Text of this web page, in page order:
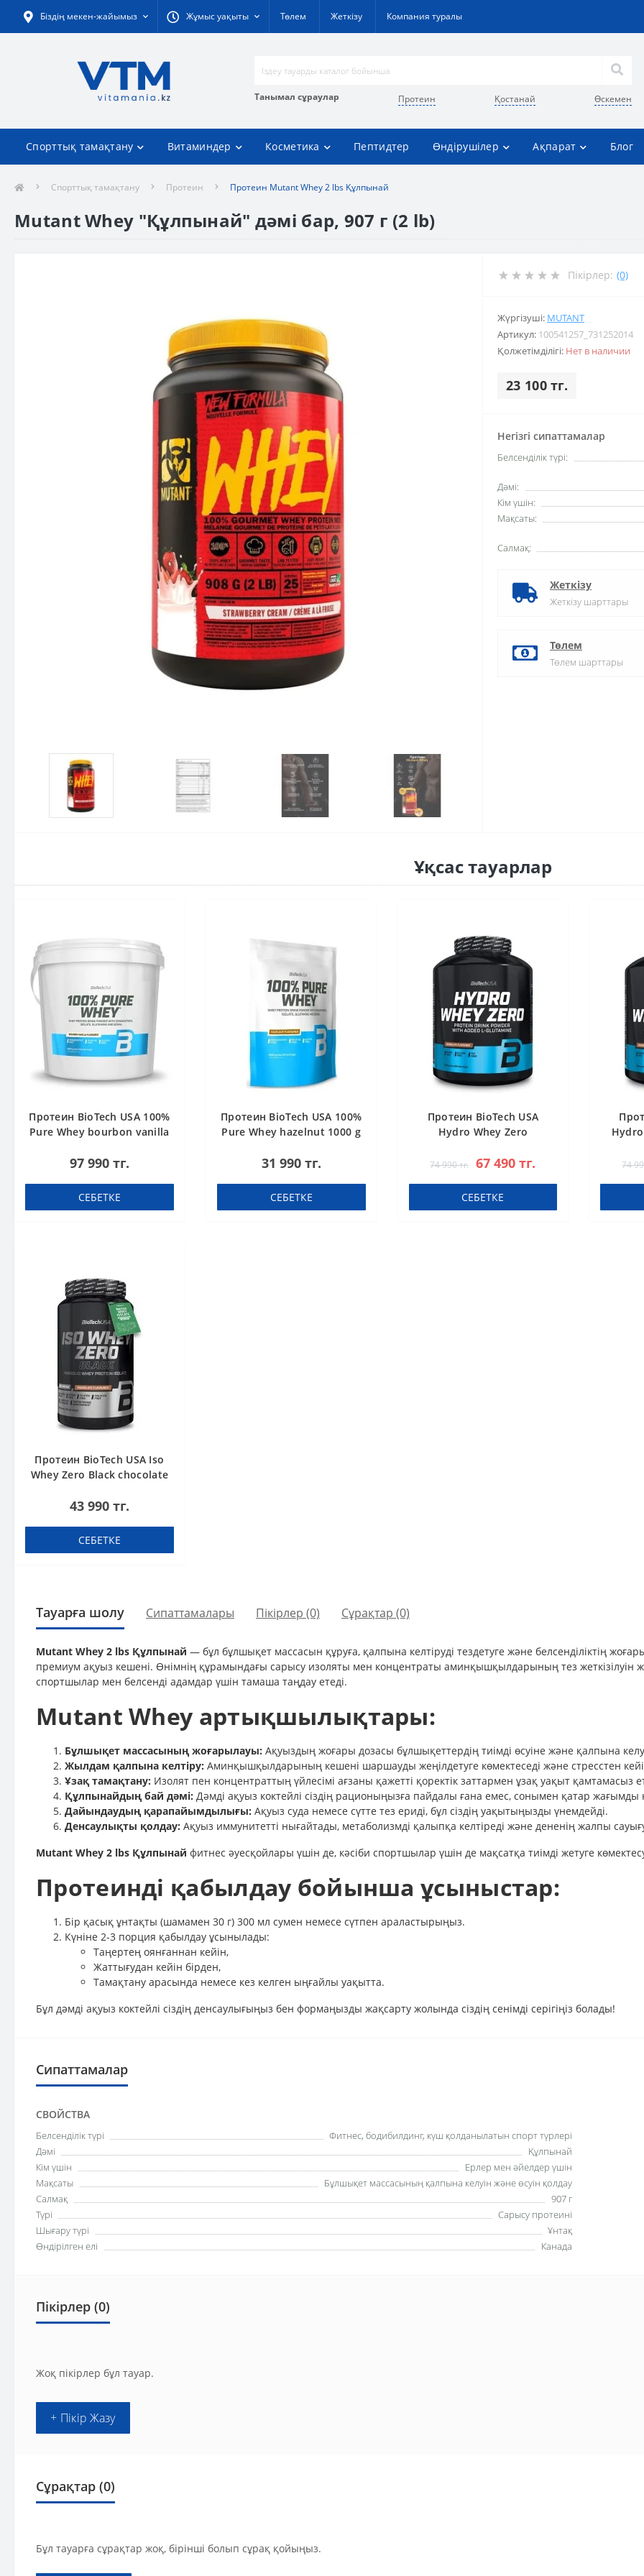
Біздің мекен-жайымыз Жұмыс уақыты Төлем Жеткізу Компания туралы
Танымал сұраулар Протеин Қостанай Өскемен
Спорттық тамақтану Витаминдер Косметика Пептидтер Өндірушілер Ақпарат Блог
Спорттық тамақтану Протеин Протеин Mutant Whey 2 lbs Құлпынай
Mutant Whey "Құлпынай" дәмі бар, 907 г (2 lb)
Пікірлер: (0)
Жүргізуші: MUTANT
Артикул: 100541257_731252014
Қолжетімділігі: Нет в наличии
23 100 тг.
Негізгі сипаттамалар
Белсенділік түрі:
Дәмі:
Кім үшін:
Мақсаты:
Салмақ:
Жеткізу
Жеткізу шарттары
Төлем
Төлем шарттары
Ұқсас тауарлар
Протеин BioTech USA 100%
Pure Whey bourbon vanilla
97 990 тг.
СЕБЕТКЕ
Протеин BioTech USA 100%
Pure Whey hazelnut 1000 g
31 990 тг.
СЕБЕТКЕ
Протеин BioTech USA
Hydro Whey Zero
74 990 тг. 67 490 тг.
СЕБЕТКЕ
74
Протеин BioTech USA Iso
Whey Zero Black chocolate
43 990 тг.
СЕБЕТКЕ
Тауарға шолу Сипаттамалары Пікірлер (0) Сұрақтар (0)
Mutant Whey 2 lbs Құлпынай — бұл бұлшықет массасын құруға, қалпына келтіруді тездетуге және белсенділіктің
премиум ақуыз кешені. Өнімнің құрамындағы сарысу изоляты мен концентраты аминқышқылдарының тез жеткізілуін
спортшылар мен белсенді адамдар үшін тамаша таңдау етеді.
Mutant Whey артықшылықтары:
Бұлшықет массасының жоғарылауы: Ақуыздың жоғары дозасы бұлшықеттердің тиімді өсуіне және қалпына
Жылдам қалпына келтіру: Аминқышқылдарының кешені шаршауды жеңілдетуге көмектеседі және стресстен
Ұзақ тамақтану: Изолят пен концентраттың үйлесімі ағзаны қажетті қоректік заттармен ұзақ уақыт қамтамасыз
Құлпынайдың бай дәмі: Дәмді ақуыз коктейлі сіздің рационыңызға пайдалы ғана емес, сонымен қатар
Дайындаудың қарапайымдылығы: Ақуыз суда немесе сүтте тез ериді, бұл сіздің уақытыңызды үнемдейді.
Денсаулықты қолдау: Ақуыз иммунитетті нығайтады, метаболизмді қалыпқа келтіреді және дененің жалпы
Mutant Whey 2 lbs Құлпынай фитнес әуесқойлары үшін де, кәсіби спортшылар үшін де мақсатқа тиімді жетуге
Протеинді қабылдау бойынша ұсыныстар:
Бір қасық ұнтақты (шамамен 30 г) 300 мл сумен немесе сүтпен араластырыңыз.
Күніне 2-3 порция қабылдау ұсынылады:
Таңертең оянғаннан кейін,
Жаттығудан кейін бірден,
Тамақтану арасында немесе кез келген ыңғайлы уақытта.
Бұл дәмді ақуыз коктейлі сіздің денсаулығыңыз бен формаңызды жақсарту жолында сіздің сенімді серігіңіз болады!
Сипаттамалар
СВОЙСТВА
Белсенділік түрі
Фитнес, бодибилдинг, күш қолданылатын спорт түрлері
Дәмі
Құлпынай
Кім үшін
Ерлер мен әйелдер үшін
Мақсаты
Бұлшықет массасының қалпына келуін және өсуін қолдау
Салмақ
907 г
Түрі
Сарысу протеині
Шығару түрі
Ұнтақ
Өндірілген елі
Канада
Пікірлер (0)
Жоқ пікірлер бұл тауар.
+ Пікір Жазу
Сұрақтар (0)
Бұл тауарға сұрақтар жоқ, бірінші болып сұрақ қойыңыз.